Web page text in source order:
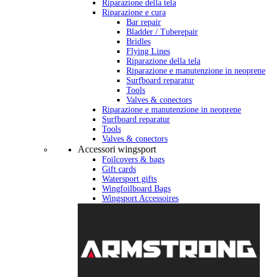
Riparazione della tela
Riparazione e cura
Bar repair
Bladder / Tuberepair
Bridles
Flying Lines
Riparazione della tela
Riparazione e manutenzione in neoprene
Surfboard reparatur
Tools
Valves & conectors
Riparazione e manutenzione in neoprene
Surfboard reparatur
Tools
Valves & conectors
Accessori wingsport
Foilcovers & bags
Gift cards
Watersport gifts
Wingfoilboard Bags
Wingsport Accessoires